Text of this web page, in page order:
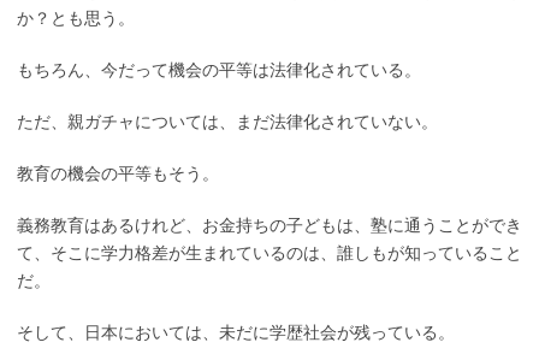
か？とも思う。
もちろん、今だって機会の平等は法律化されている。
ただ、親ガチャについては、まだ法律化されていない。
教育の機会の平等もそう。
義務教育はあるけれど、お金持ちの子どもは、塾に通うことができ
て、そこに学力格差が生まれているのは、誰しもが知っていること
だ。
そして、日本においては、未だに学歴社会が残っている。